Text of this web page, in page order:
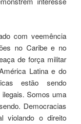
com veemência
no Caribe e no
de força militar
Latina e do
estão sendo
Somos uma
Democracias
violando o direito